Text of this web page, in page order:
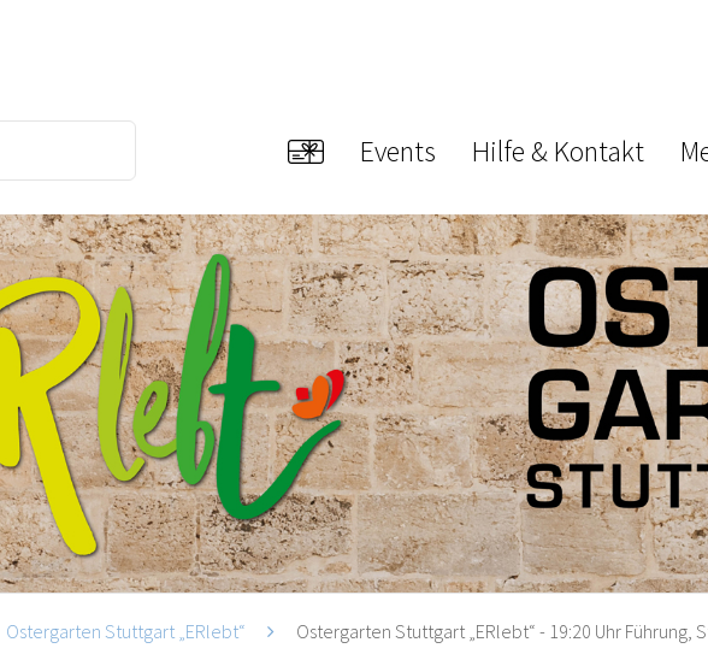
Events Hilfe & Kontakt
Ostergarten Stuttgart „ERlebt“ Ostergarten Stuttgart „ERlebt“ - 19:20 Uhr Führung,